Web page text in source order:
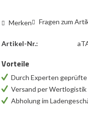
Merken Fragen zum
Artikel-Nr.:
Vorteile
Durch Experten
Versand per Wertlogistik
Abholung im